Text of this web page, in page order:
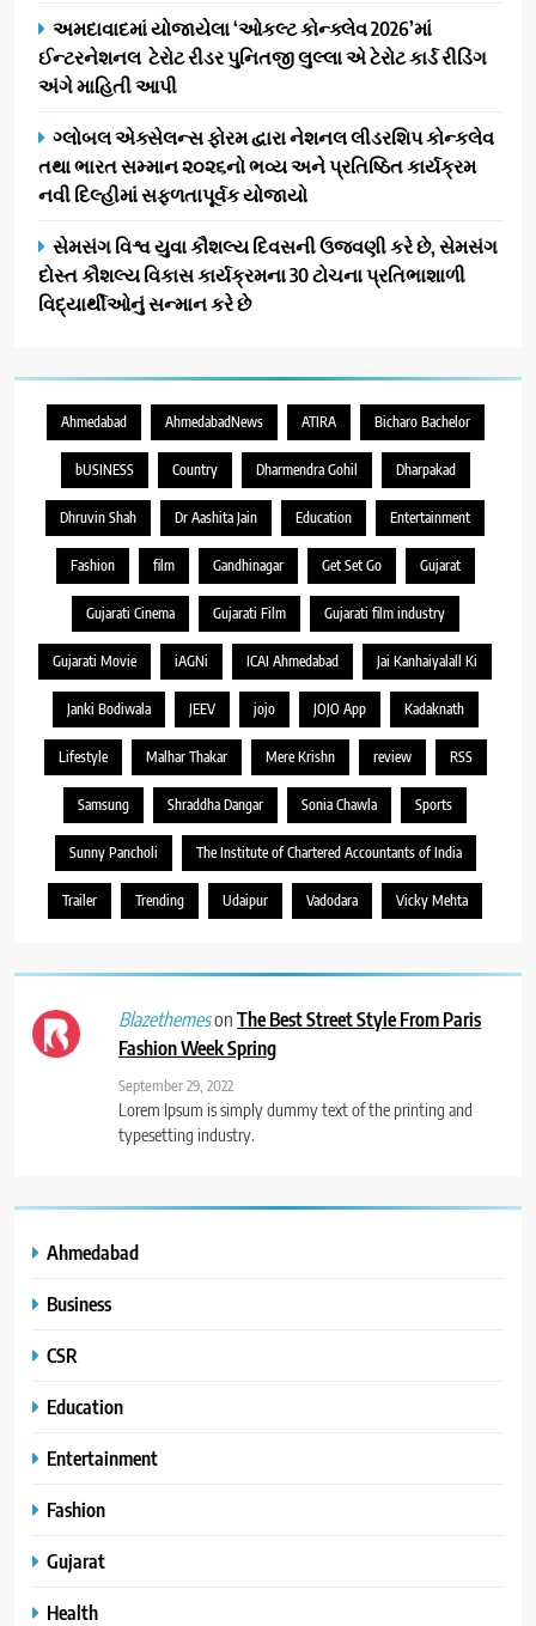
અમદાવાદમાં યોજાયેલા ‘ઓકલ્ટ કોન્ક્લેવ 2026’માં
ઈન્ટરનેશનલ ટેરોટ રીડર પુનિતજી લુલ્લા એ ટેરોટ કાર્ડ રીડિંગ
અંગે માહિતી આપી
ગ્લોબલ એક્સેલન્સ ફોરમ દ્વારા નેશનલ લીડરશિપ કોન્કલેવ
તથા ભારત સમ્માન ૨૦૨૬નો ભવ્ય અને પ્રતિષ્ઠિત કાર્યક્રમ
નવી દિલ્હીમાં સફળતાપૂર્વક યોજાયો
સેમસંગ વિશ્વ યુવા કૌશલ્ય દિવસની ઉજવણી કરે છે, સેમસંગ
દોસ્ત કૌશલ્ય વિકાસ કાર્યક્રમના 30 ટોચના પ્રતિભાશાળી
વિદ્યાર્થીઓનું સન્માન કરે છે
Ahmedabad AhmedabadNews ATIRA Bicharo Bachelor
bUSINESS Country Dharmendra Gohil Dharpakad
Dhruvin Shah Dr Aashita Jain Education Entertainment
Fashion film Gandhinagar Get Set Go Gujarat
Gujarati Cinema Gujarati Film Gujarati film industry
Gujarati Movie iAGNi ICAI Ahmedabad Jai Kanhaiyalall Ki
Janki Bodiwala JEEV jojo JOJO App Kadaknath
Lifestyle Malhar Thakar Mere Krishn review RSS
Samsung Shraddha Dangar Sonia Chawla Sports
Sunny Pancholi The Institute of Chartered Accountants of India
Trailer Trending Udaipur Vadodara Vicky Mehta
BlazethemesonThe Best Street Style From Paris
Fashion Week Spring
September 29, 2022
Lorem Ipsum is simply dummy text of the printing and
typesetting industry.
Ahmedabad
Business
CSR
Education
Entertainment
Fashion
Gujarat
Health